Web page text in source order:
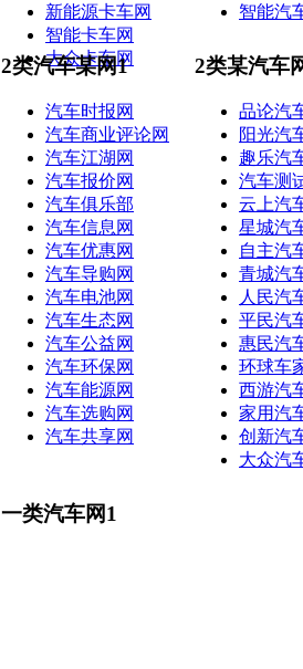
新能源卡车网
智能卡车网
大众卡车网
智能汽
2类汽车某网1
汽车时报网
汽车商业评论网
汽车江湖网
汽车报价网
汽车俱乐部
汽车信息网
汽车优惠网
汽车导购网
汽车电池网
汽车生态网
汽车公益网
汽车环保网
汽车能源网
汽车选购网
汽车共享网
2类某汽车
品论汽
阳光汽
趣乐汽
汽车测
云上汽
星城汽
自主汽
青城汽
人民汽
平民汽
惠民汽
环球车
西游汽
家用汽
创新汽
大众汽
一类汽车网1